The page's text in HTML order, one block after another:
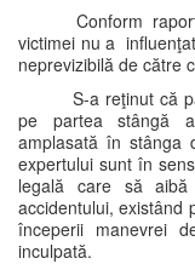
Conform
victimei nu a
neprevizibilă de către
S-a reţinut că
pe partea stângă
amplasată în stânga
expertului sunt în
legală care să aibă
accidentului, existând
începerii manevrei
inculpată.